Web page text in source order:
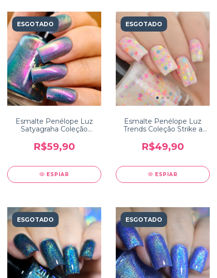
ESGOTADO
Esmalte Penélope Luz
Satyagraha Coleção
R$59,90
ESPIAR
ESGOTADO
Esmalte Penélope Luz
Trends Coleção Strike a
R$49,90
ESPIAR
ESGOTADO ESGOTADO